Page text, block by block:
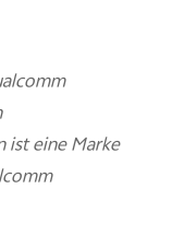
ist eine Marke